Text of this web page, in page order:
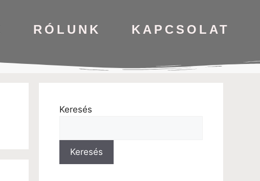
RÓLUNK KAPCSOLAT
Keresés
Keresés